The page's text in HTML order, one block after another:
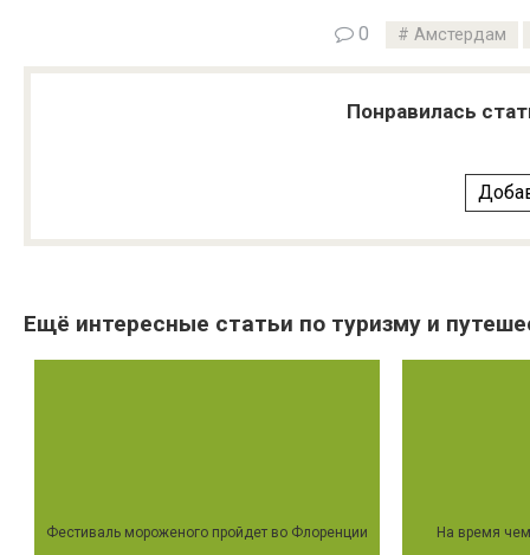
0 Амстердам
Понравилась
Ещё интересные статьи по туризму и
Фестиваль мороженого пройдет во Флоренции На время